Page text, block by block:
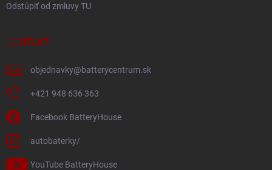
Odstúpiť od zmluvy TU
KONTAKT
objednavky@batterycentrum.sk
+421 948 636 363
Facebook BatteryHouse
autobaterky/
YouTube BatteryHouse